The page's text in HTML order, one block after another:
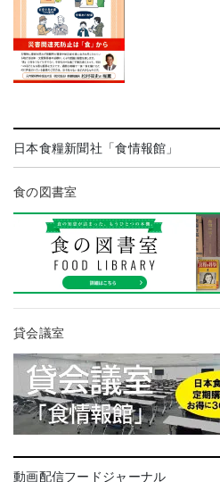
日本食糧新聞社「食情報館」
食の図書室
貸会議室
動画配信フードジャーナル